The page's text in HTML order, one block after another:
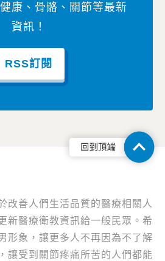
康、骨骼、關節等最新
資訊！
RSS訂閱
改善人們生活品質的醫療相關人
新醫療衛教資訊給一般民眾。希
形象，讓更多人不再因為不了解
讓受到關節疼痛所苦的人們都能